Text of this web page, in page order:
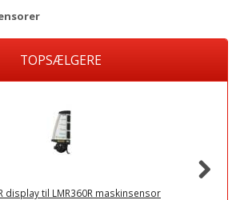
TOPSÆLGERE
display til LMR360R maskinsensor